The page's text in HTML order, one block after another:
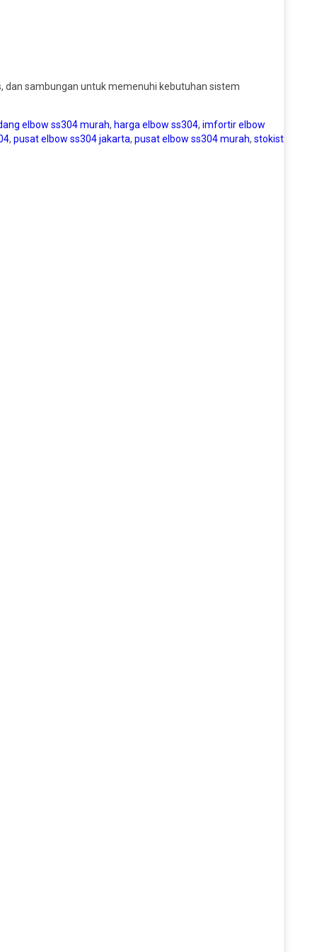
dan sambungan untuk memenuhi kebutuhan sistem
elbow ss304 murah, harga elbow ss304, imfortir elbow
, pusat elbow ss304 jakarta, pusat elbow ss304 murah, stokist